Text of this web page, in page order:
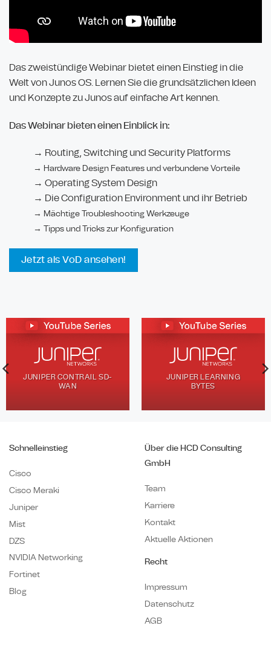
Das zweistündige Webinar bietet einen Einstieg in die
Welt von Junos OS. Lernen Sie die grundsätzlichen Ideen
und Konzepte zu Junos auf einfache Art kennen.
Das Webinar bieten einen Einblick in:
→ Routing, Switching und Security Platforms
→ Hardware Design Features und verbundene Vorteile
→ Operating System Design
→ Die Configuration Environment und ihr Betrieb
→ Mächtige Troubleshooting Werkzeuge
→ Tipps und Tricks zur Konfiguration
Jetzt als VoD ansehen!
JUNIPER CONTRAIL SD-
WAN
JUNIPER LEARNING
BYTES
Schnelleinstieg
Cisco
Cisco Meraki
Juniper
Mist
DZS
NVIDIA Networking
Fortinet
Blog
Über die HCD Consulting
GmbH
Team
Karriere
Kontakt
Aktuelle Aktionen
Recht
Impressum
Datenschutz
AGB